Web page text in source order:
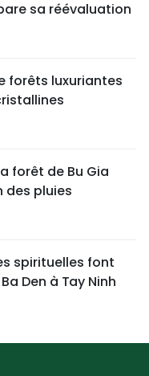
sa réévaluation
forêts luxuriantes
forêt de Bu Gia
des pluies
spirituelles font
Den à Tay Ninh